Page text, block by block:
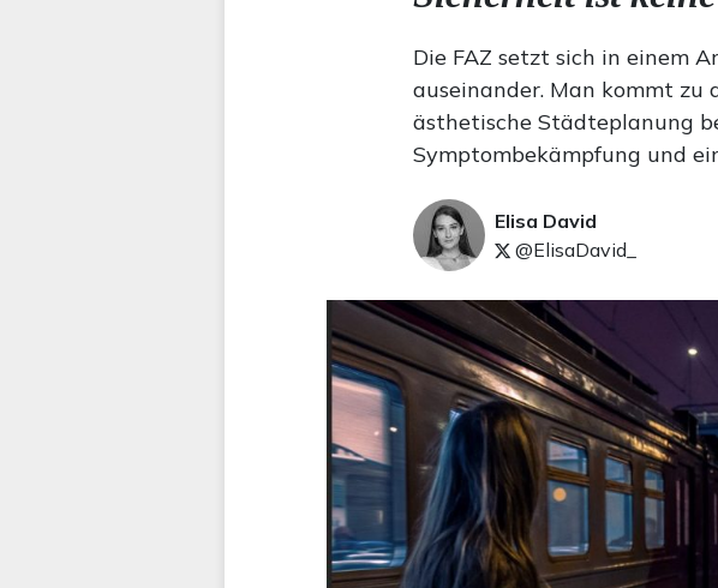
Die FAZ setzt sich in einem
auseinander. Man kommt zu
ästhetische Städteplanung
Symptombekämpfung und
Elisa David
@ElisaDavid_